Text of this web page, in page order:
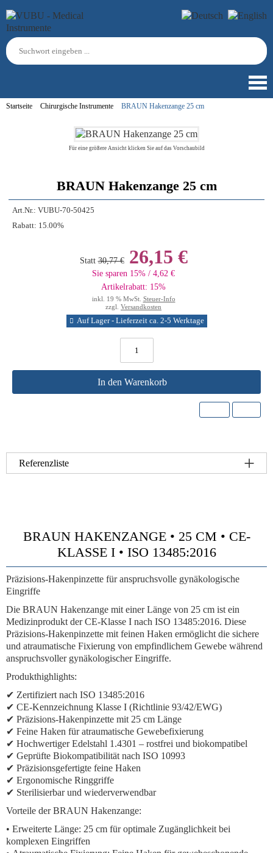
Startseite Chirurgische Instrumente BRAUN Hakenzange 25 cm
Für eine größere Ansicht klicken Sie auf das Vorschaubild
BRAUN Hakenzange 25 cm
Art.Nr.: VUBU-70-50425
Rabatt: 15.00%
Statt 30,77 €26,15 €
Sie sparen 15% / 4,62 €
Artikelrabatt: 15%
inkl. 19 % MwSt. Steuer-Info
zzgl. Versandkosten
Auf Lager - Lieferzeit ca. 2-5 Werktage
In den Warenkorb
Referenzliste
BRAUN HAKENZANGE • 25 CM • CE-
KLASSE I • ISO 13485:2016
Präzisions-Hakenpinzette für anspruchsvolle gynäkologische
Eingriffe
Die BRAUN Hakenzange mit einer Länge von 25 cm ist ein
Medizinprodukt der CE-Klasse I nach ISO 13485:2016. Diese
Präzisions-Hakenpinzette mit feinen Haken ermöglicht die sichere
und atraumatische Fixierung von empfindlichem Gewebe während
anspruchsvoller gynäkologischer Eingriffe.
Produkthighlights:
✔ Zertifiziert nach ISO 13485:2016
✔ CE-Kennzeichnung Klasse I (Richtlinie 93/42/EWG)
✔ Präzisions-Hakenpinzette mit 25 cm Länge
✔ Feine Haken für atraumatische Gewebefixierung
✔ Hochwertiger Edelstahl 1.4301 – rostfrei und biokompatibel
✔ Geprüfte Biokompatibilität nach ISO 10993
✔ Präzisionsgefertigte feine Haken
✔ Ergonomische Ringgriffe
✔ Sterilisierbar und wiederverwendbar
Vorteile der BRAUN Hakenzange:
• Erweiterte Länge: 25 cm für optimale Zugänglichkeit bei
komplexen Eingriffen